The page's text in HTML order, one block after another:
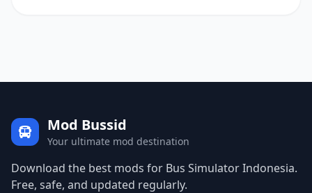
Mod Bussid
Your ultimate mod destination
Download the best mods for Bus Simulator Indonesia.
Free, safe, and updated regularly.